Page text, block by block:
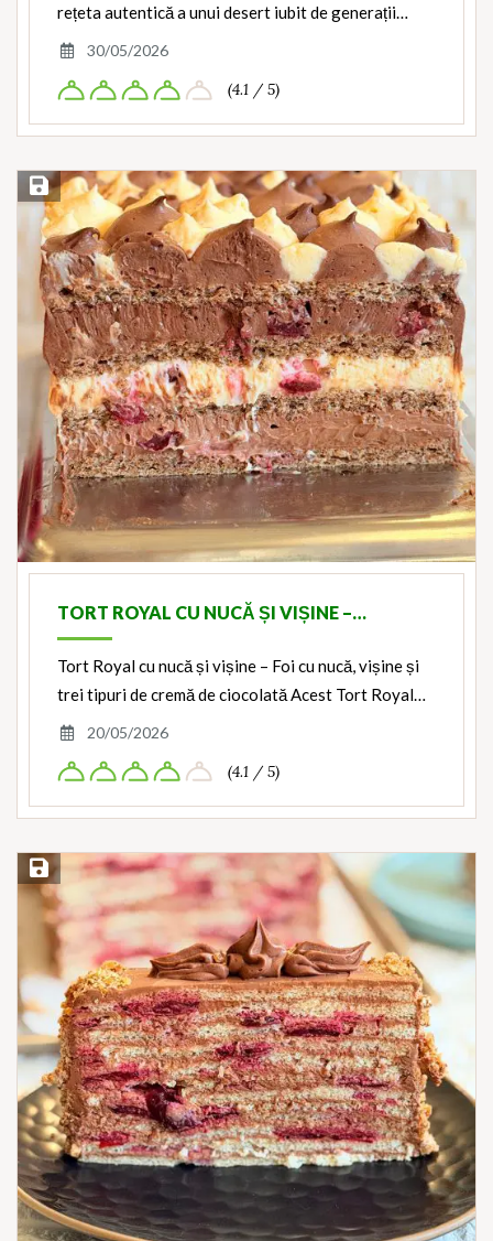
rețeta autentică a unui desert iubit de generații…
30/05/2026
(4.1 / 5)
Save Recipe
TORT ROYAL CU NUCĂ ȘI VIȘINE –…
Tort Royal cu nucă și vișine – Foi cu nucă, vișine și
trei tipuri de cremă de ciocolată Acest Tort Royal…
20/05/2026
(4.1 / 5)
Save Recipe